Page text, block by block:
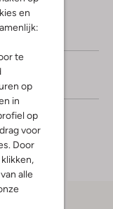
en
te
op
in
op
voor
Door
alle